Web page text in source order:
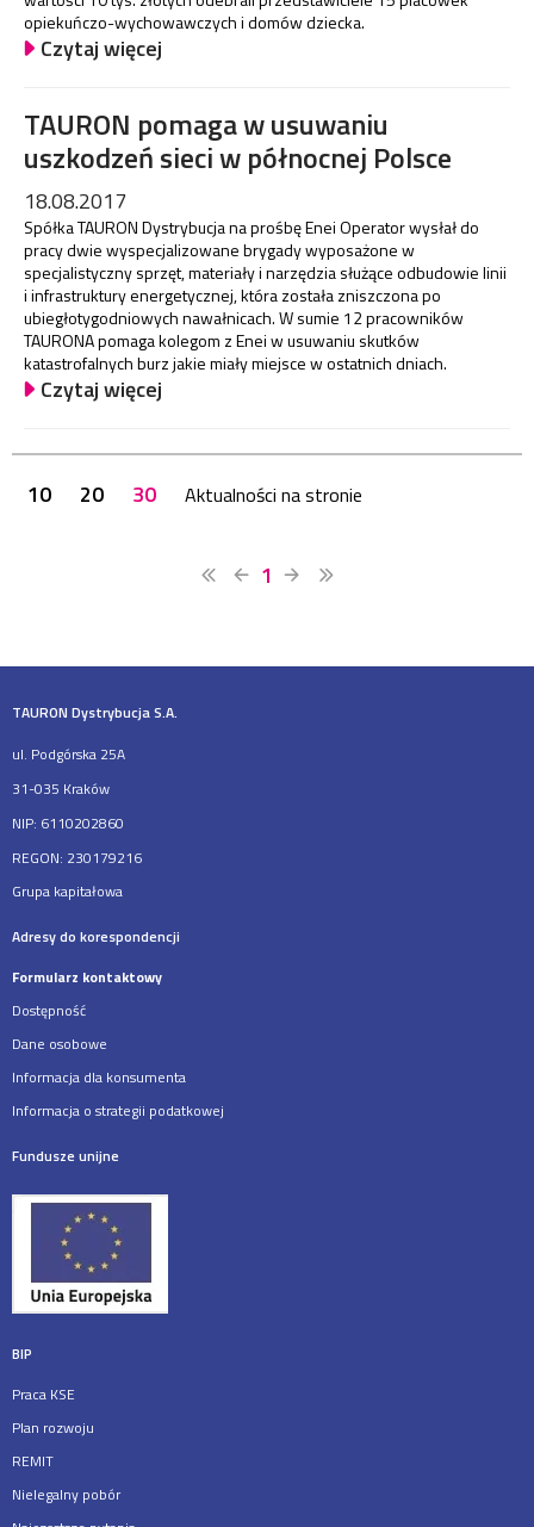
opiekuńczo-wychowawczych i domów dziecka.
Czytaj więcej
TAURON pomaga w usuwaniu
uszkodzeń sieci w północnej Polsce
18.08.2017
Spółka TAURON Dystrybucja na prośbę Enei Operator wysłał do
pracy dwie wyspecjalizowane brygady wyposażone w
specjalistyczny sprzęt, materiały i narzędzia służące odbudowie linii
i infrastruktury energetycznej, która została zniszczona po
ubiegłotygodniowych nawałnicach. W sumie 12 pracowników
TAURONA pomaga kolegom z Enei w usuwaniu skutków
katastrofalnych burz jakie miały miejsce w ostatnich dniach.
Czytaj więcej
10 20 30 Aktualności na stronie
1
TAURON Dystrybucja S.A.
ul. Podgórska 25A
31-035 Kraków
NIP: 6110202860
REGON: 230179216
Grupa kapitałowa
Adresy do korespondencji
Formularz kontaktowy
Dostępność
Dane osobowe
Informacja dla konsumenta
Informacja o strategii podatkowej
Fundusze unijne
BIP
Praca KSE
Plan rozwoju
REMIT
Nielegalny pobór